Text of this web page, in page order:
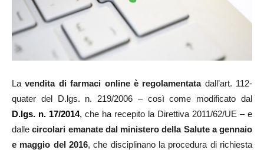
Lavendita di farmaci online è regolamentatadall’art. 112-
quater del D.lgs. n. 219/2006 – così come modificato dal
D.lgs. n. 17/2014, che ha recepito la Direttiva 2011/62/UE – e
dallecircolari emanate dal ministero della Salute a gennaio
e maggio del 2016, che disciplinano la procedura di richiesta